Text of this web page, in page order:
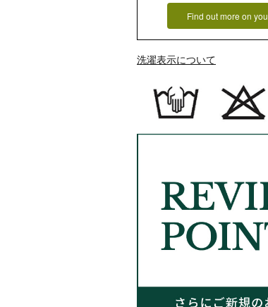
Find out more on
洗濯表示について